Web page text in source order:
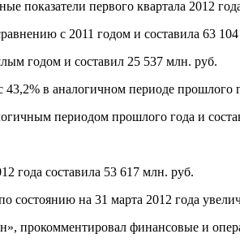
показатели первого квартала 2012
с 2011 годом и составила 63
годом и составил 25 537 млн. руб.
в аналогичном периоде прошлого
периодом прошлого года и
года составила 53 617 млн. руб.
состоянию на 31 марта 2012 года
прокомментировал финансовые и